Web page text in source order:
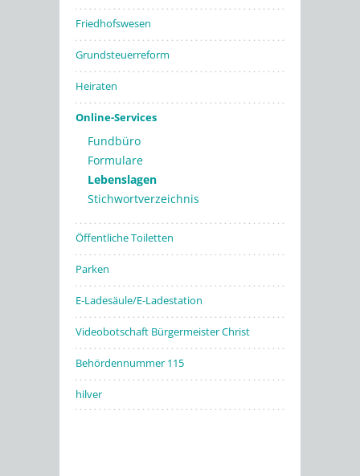
Friedhofswesen
Grundsteuerreform
Heiraten
Online-Services
Fundbüro
Formulare
Lebenslagen
Stichwortverzeichnis
Öffentliche Toiletten
Parken
E-Ladesäule/E-Ladestation
Videobotschaft Bürgermeister Christ
Behördennummer 115
hilver